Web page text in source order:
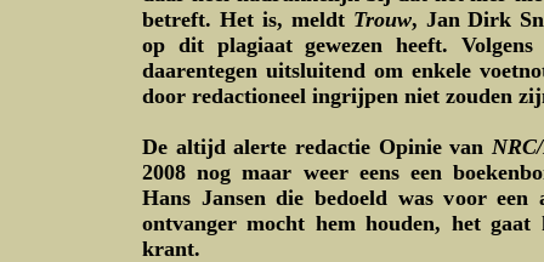
betreft. Het is, meldt Trouw, Jan Dirk
op dit plagiaat gewezen heeft.
daarentegen uitsluitend om enkele
door redactioneel ingrijpen niet zouden
De altijd alerte redactie Opinie van
2008 nog maar weer eens een
Hans Jansen die bedoeld was voor een
ontvanger mocht hem houden, het gaat
krant.